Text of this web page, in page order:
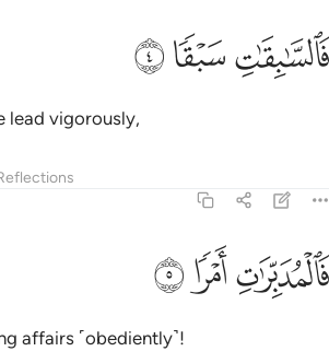
فالسابقات سبقا ٤
فَٱلسَّـٰبِقَـٰتِ سَبْقًۭا ٤
ﲛﲜﲝ
lead vigorously,
فالمدبرات امرا ٥
فَٱلْمُدَبِّرَٰتِ أَمْرًۭا ٥
ﲞﲟﲠ
affairs ˹obediently˺!